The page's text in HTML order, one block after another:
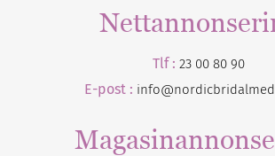
Tlf : 23 00 80 90
E-post :